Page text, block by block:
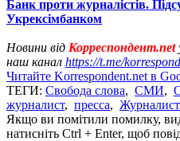
Банк проти журналістів.
Укрексімбанком
Новини від Корреспондент.net
наш канал https://t.me/
Читайте Korrespondent.net в
ТЕГИ: Свобода слова, СМИ,
журналист, пресса,
Якщо ви помітили помилку,
натисніть Ctrl + Enter, щоб